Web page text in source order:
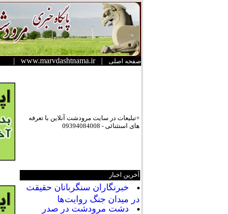
صفحه اصلی |
www.marvdashtnama.ir
|
+تبلیعات در سایت مرودشت آنلاین با تعرفه
های استثنائی - 09394084008
آخرین اخبار
خبرنگاران سنگربانان حقیقت
در میدان جنگ روایت‌ها
دشت مرودشت در صدر